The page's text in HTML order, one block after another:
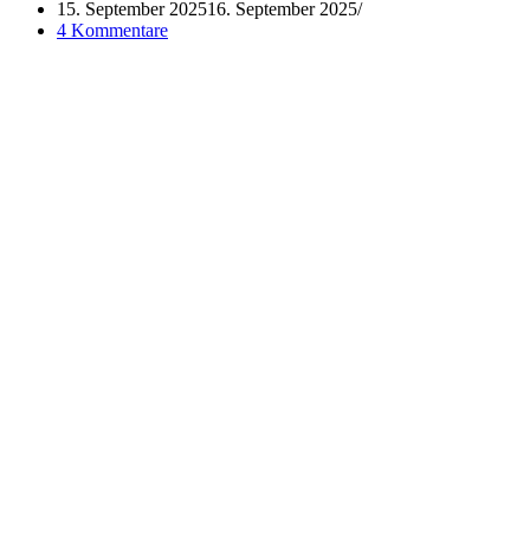
15. September 202516. September 2025
4 Kommentare